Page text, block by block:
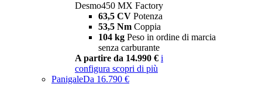
Desmo450 MX Factory
63,5 CV Potenza
53,5 Nm Coppia
104 kg Peso in ordine di marcia
senza carburante
A partire da 14.990 € i
configura scopri di più
PanigaleDa 16.790 €